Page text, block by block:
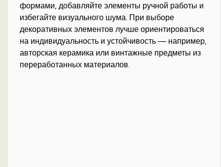
формами, добавляйте элементы ручной работы и
избегайте визуального шума. При выборе
декоративных элементов лучше ориентироваться
на индивидуальность и устойчивость — например,
авторская керамика или винтажные предметы из
переработанных материалов.